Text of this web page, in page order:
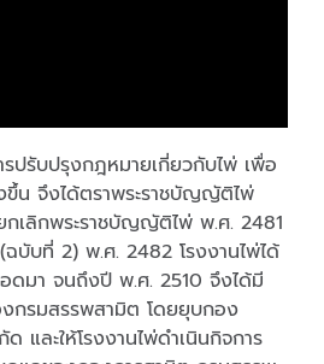
ปรับปรุงกฎหมายเกี่ยวกับไพ่ เพื่อ
ขึ้น จึงได้ตราพระราชบัญญัติไพ่
เลิกพระราชบัญญัติไพ่ พ.ศ. 2481
บับที่ 2) พ.ศ. 2482 โรงงานไพ่ได้
ดมา จนถึงปี พ.ศ. 2510 จึงได้มี
งกรมสรรพสามิต โดยยุบกอง
และให้โรงงานไพ่ดำเนินกิจการ